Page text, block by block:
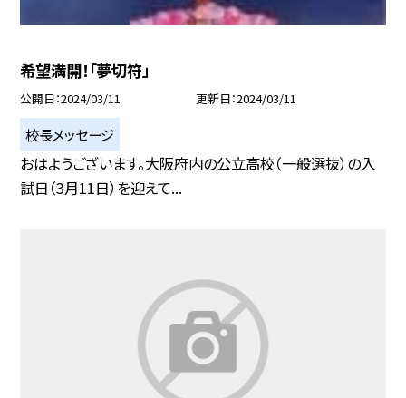
希望満開！「夢切符」
公開日 2024/03/11 更新日 2024/03/11
校長メッセージ
おはようございます。大阪府内の公立高校（一般選抜）の入
試日（3月11日）を迎えて...